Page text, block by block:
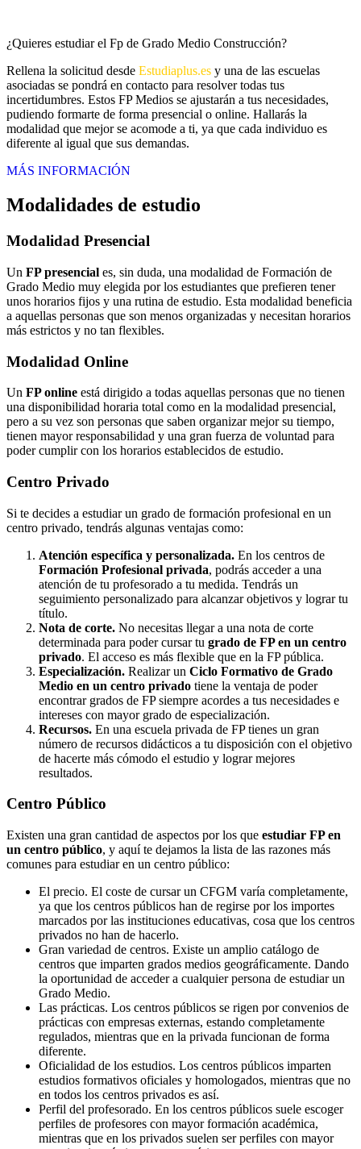
¿Quieres estudiar el Fp de Grado Medio Construcción?
Rellena la solicitud desde Estudiaplus.es y una de las escuelas
asociadas se pondrá en contacto para resolver todas tus
incertidumbres. Estos FP Medios se ajustarán a tus necesidades,
pudiendo formarte de forma presencial o online. Hallarás la
modalidad que mejor se acomode a ti, ya que cada individuo es
diferente al igual que sus demandas.
MÁS INFORMACIÓN
Modalidades de estudio
Modalidad Presencial
Un FP presencial es, sin duda, una modalidad de Formación de
Grado Medio muy elegida por los estudiantes que prefieren tener
unos horarios fijos y una rutina de estudio. Esta modalidad beneficia
a aquellas personas que son menos organizadas y necesitan horarios
más estrictos y no tan flexibles.
Modalidad Online
Un FP online está dirigido a todas aquellas personas que no tienen
una disponibilidad horaria total como en la modalidad presencial,
pero a su vez son personas que saben organizar mejor su tiempo,
tienen mayor responsabilidad y una gran fuerza de voluntad para
poder cumplir con los horarios establecidos de estudio.
Centro Privado
Si te decides a estudiar un grado de formación profesional en un
centro privado, tendrás algunas ventajas como:
Atención específica y personalizada. En los centros de
Formación Profesional privada, podrás acceder a una
atención de tu profesorado a tu medida. Tendrás un
seguimiento personalizado para alcanzar objetivos y lograr tu
título.
Nota de corte. No necesitas llegar a una nota de corte
determinada para poder cursar tu grado de FP en un centro
privado. El acceso es más flexible que en la FP pública.
Especialización. Realizar un Ciclo Formativo de Grado
Medio en un centro privado tiene la ventaja de poder
encontrar grados de FP siempre acordes a tus necesidades e
intereses con mayor grado de especialización.
Recursos. En una escuela privada de FP tienes un gran
número de recursos didácticos a tu disposición con el objetivo
de hacerte más cómodo el estudio y lograr mejores
resultados.
Centro Público
Existen una gran cantidad de aspectos por los que estudiar FP en
un centro público, y aquí te dejamos la lista de las razones más
comunes para estudiar en un centro público:
El precio. El coste de cursar un CFGM varía completamente,
ya que los centros públicos han de regirse por los importes
marcados por las instituciones educativas, cosa que los centros
privados no han de hacerlo.
Gran variedad de centros. Existe un amplio catálogo de
centros que imparten grados medios geográficamente. Dando
la oportunidad de acceder a cualquier persona de estudiar un
Grado Medio.
Las prácticas. Los centros públicos se rigen por convenios de
prácticas con empresas externas, estando completamente
regulados, mientras que en la privada funcionan de forma
diferente.
Oficialidad de los estudios. Los centros públicos imparten
estudios formativos oficiales y homologados, mientras que no
en todos los centros privados es así.
Perfil del profesorado. En los centros públicos suele escoger
perfiles de profesores con mayor formación académica,
mientras que en los privados suelen ser perfiles con mayor